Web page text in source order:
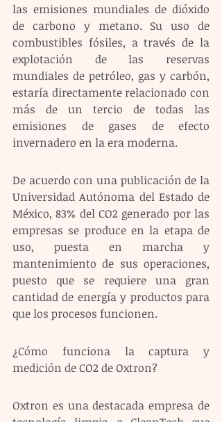
las emisiones mundiales de dióxido
de carbono y metano. Su uso de
combustibles fósiles, a través de la
explotación de las reservas
mundiales de petróleo, gas y carbón,
estaría directamente relacionado con
más de un tercio de todas las
emisiones de gases de efecto
invernadero en la era moderna.
De acuerdo con una publicación de la
Universidad Autónoma del Estado de
México, 83% del CO2 generado por las
empresas se produce en la etapa de
uso, puesta en marcha y
mantenimiento de sus operaciones,
puesto que se requiere una gran
cantidad de energía y productos para
que los procesos funcionen.
¿Cómo funciona la captura y
medición de CO2 de Oxtron?
Oxtron es una destacada empresa de